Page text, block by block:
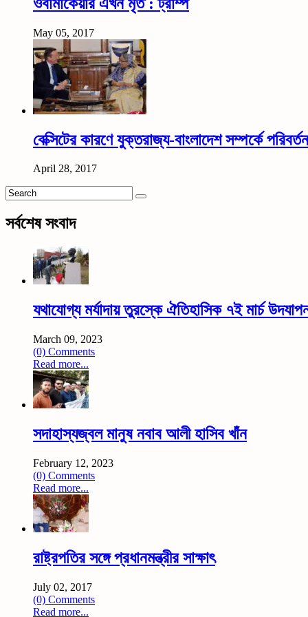
May 05, 2017
বেক্সিটের কারণে যুক্তরাজ্য-বাংলাদেশ সম্পর্কে
April 28, 2017
সর্বশেষ সংবাদ
যথাযোগ্য মর্যাদায় তুরস্কে ঐতিহাসিক ৭ই মার্চ
March 09, 2023
(0) Comments
Read more...
সদাহাস্যজ্বল মানুষ নবাব আলী হাসিব খাঁন
February 12, 2023
(0) Comments
Read more...
রাষ্ট্রপতির সঙ্গে প্রধানমন্ত্রীর সাক্ষাৎ
July 02, 2017
(0) Comments
Read more...